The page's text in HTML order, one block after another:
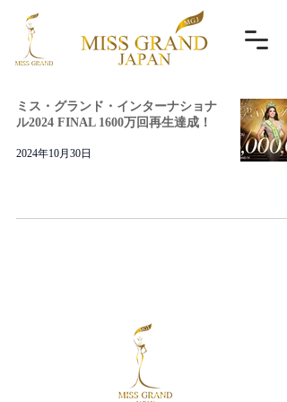
ミス・グランド・インターナショナ
ル2024 FINAL 1600万回再生達成！
2024年10月30日